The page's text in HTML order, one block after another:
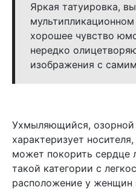
Яркая татуировка,
хорошее чувство
нередко
изображения с
Ухмыляющийся, озорной
характеризует
может покорить сердце
такой категории с
расположение у женщин